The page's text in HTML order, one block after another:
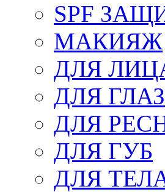
SPF
МАКИЯЖ
ДЛЯ
ДЛЯ ГЛАЗ
ДЛЯ
ДЛЯ ГУБ
ДЛЯ